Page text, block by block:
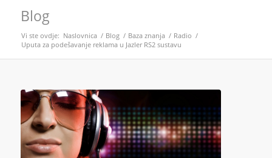
Blog
Vi ste ovdje: Naslovnica / Blog / Baza znanja / Radio /
Uputa za podešavanje reklama u Jazler RS2 sustavu